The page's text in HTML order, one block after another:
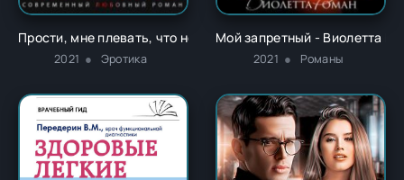
Прости, мне плевать, что нельзя - Ана Сакру
2021 Эротика
Мой запретный - Виолетта
2021 Романы